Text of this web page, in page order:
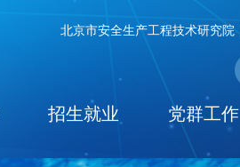
北京市安全生产工程技术研究院
招生就业 党群工作